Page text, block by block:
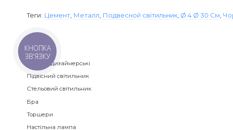
Теги: Цемент Металл Подвесной світильник Ø 4 Ø 30 См
Категорії
Люстри дизайнерські
Підвісний світильник
Стельовий світильник
Бра
Торшери
Настільна лампа
КНОПКА
ЗВ'ЯЗКУ